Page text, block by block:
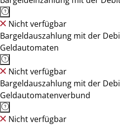
Nicht verfügbar
Bargeldauszahlung mit der
Geldautomaten
Nicht verfügbar
Bargeldauszahlung mit der
Geldautomatenverbund
Nicht verfügbar